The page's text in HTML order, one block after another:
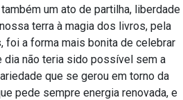
um ato de partilha, liberdade
terra à magia dos livros, pela
a forma mais bonita de celebrar
dia não teria sido possível sem a
que se gerou em torno da
pede sempre energia renovada, e